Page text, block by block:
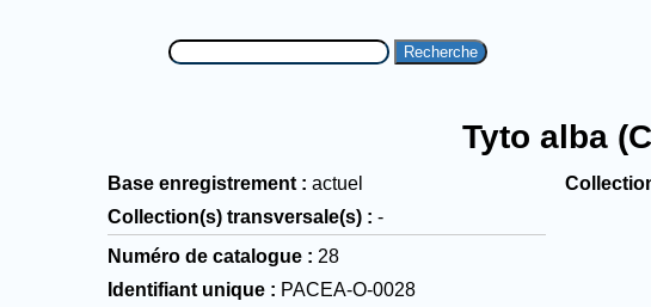
Recherche
Tyto alba
Base enregistrement
actuel
Collection(s) transversale(s)
-
Numéro de catalogue
28
Identifiant unique
PACEA-O-0028